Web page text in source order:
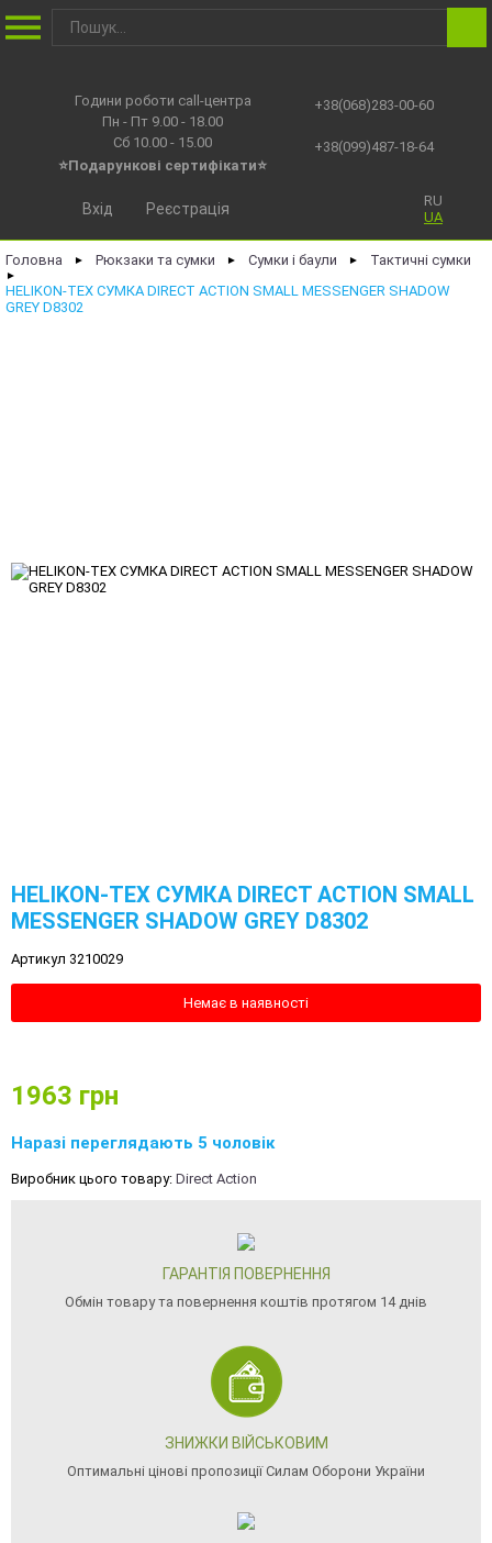
Години роботи call-центра
Пн - Пт 9.00 - 18.00
Сб 10.00 - 15.00
⭐Подарункові сертифікати⭐
+38(068)283-00-60
+38(099)487-18-64
RU
UA
Вхід Реєстрація
Головна ► Рюкзаки та сумки ► Сумки і баули ► Тактичні сумки
►
HELIKON-TEX СУМКА DIRECT ACTION SMALL MESSENGER SHADOW
GREY D8302
HELIKON-TEX СУМКА DIRECT ACTION SMALL
MESSENGER SHADOW GREY D8302
Артикул 3210029
Немає в наявності
1963 грн
Наразі переглядають 5 чоловік
Виробник цього товару: Direct Action
ГАРАНТІЯ ПОВЕРНЕННЯ
Обмін товару та повернення коштів протягом 14 днів
ЗНИЖКИ ВІЙСЬКОВИМ
Оптимальні цінові пропозиції Силам Оборони України